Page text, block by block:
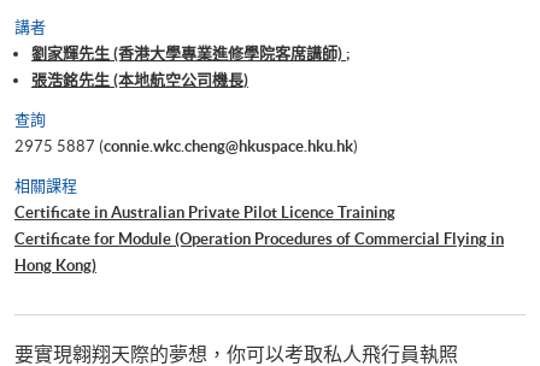
講者
劉家輝先生 (香港大學專業進修學院客席講師) ;
張浩銘先生 (本地航空公司機長)
查詢
2975 5887 (connie.wkc.cheng@hkuspace.hku.hk)
相關課程
Certificate in Australian Private Pilot Licence Training
Certificate for Module (Operation Procedures of Commercial Flying in
Hong Kong)
Wing Aircraft)
要實現翱翔天際的夢想，你可以考取私人飛行員執照